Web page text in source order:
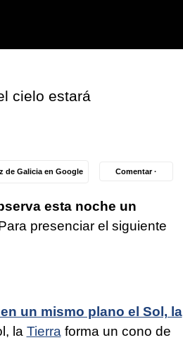
cielo estará
de Galicia en Google Comentar ·
esta noche un
presenciar el siguiente
un mismo plano el Sol, la
la Tierraforma un cono de